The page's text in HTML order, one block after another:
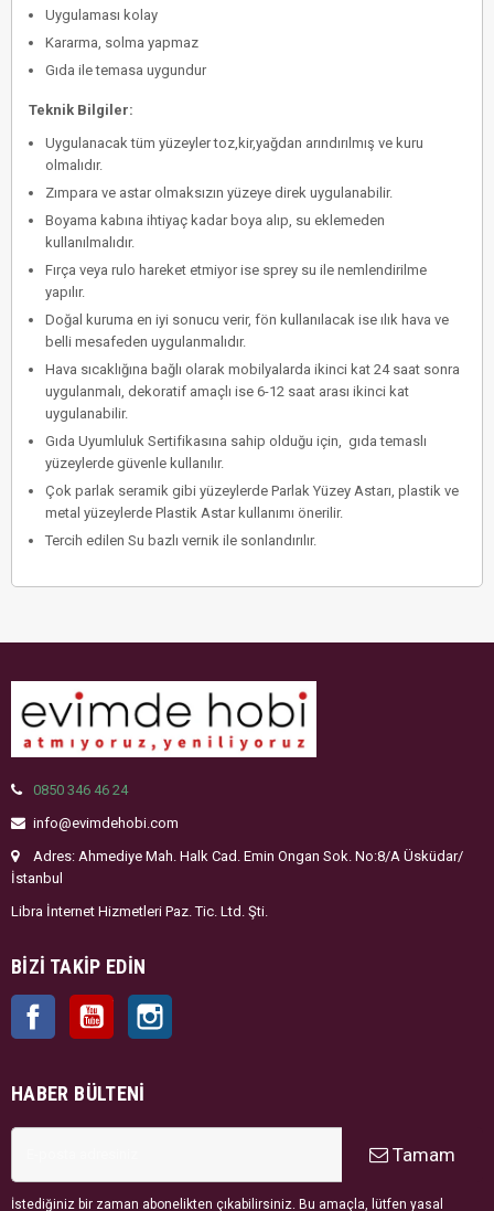
Uygulaması kolay
Kararma, solma yapmaz
Gıda ile temasa uygundur
Teknik Bilgiler:
Uygulanacak tüm yüzeyler toz,kir,yağdan arındırılmış ve kuru
olmalıdır.
Zımpara ve astar olmaksızın yüzeye direk uygulanabilir.
Boyama kabına ihtiyaç kadar boya alıp, su eklemeden
kullanılmalıdır.
Fırça veya rulo hareket etmiyor ise sprey su ile nemlendirilme
yapılır.
Doğal kuruma en iyi sonucu verir, fön kullanılacak ise ılık hava ve
belli mesafeden uygulanmalıdır.
Hava sıcaklığına bağlı olarak mobilyalarda ikinci kat 24 saat sonra
uygulanmalı, dekoratif amaçlı ise 6-12 saat arası ikinci kat
uygulanabilir.
Gıda Uyumluluk Sertifikasına sahip olduğu için, gıda temaslı
yüzeylerde güvenle kullanılır.
Çok parlak seramik gibi yüzeylerde Parlak Yüzey Astarı, plastik ve
metal yüzeylerde Plastik Astar kullanımı önerilir.
Tercih edilen Su bazlı vernik ile sonlandırılır.
0850 346 46 24
info@evimdehobi.com
Adres: Ahmediye Mah. Halk Cad. Emin Ongan Sok. No:8/A Üsküdar/
İstanbul
Libra İnternet Hizmetleri Paz. Tic. Ltd. Şti.
BIZI TAKIP EDIN
Facebook YouTube
HABER BÜLTENI
Tamam
İstediğiniz bir zaman abonelikten çıkabilirsiniz. Bu amaçla, lütfen yasal